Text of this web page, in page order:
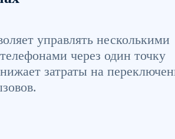
управлять несколькими
через один точку
затраты на